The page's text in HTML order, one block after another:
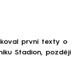
první texty o
Stadion, později